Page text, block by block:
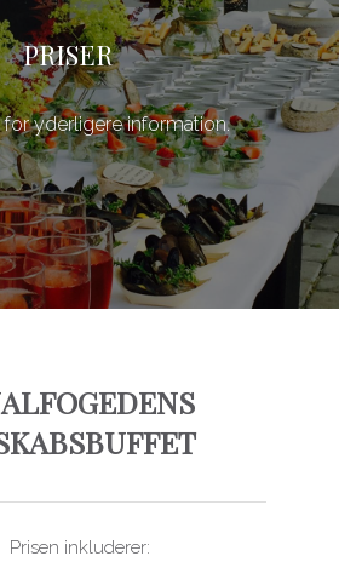
PRISER
yderligere information.
Prisen inkluderer: